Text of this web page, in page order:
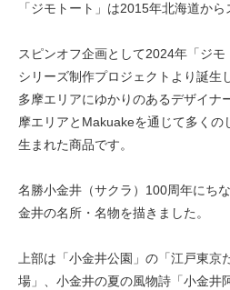
「ジモトート」は2015年北海道から
スピンオフ企画として2024年「ジモ
シリーズ制作プロジェクトより誕生
多摩エリアにゆかりのあるデザイナ
摩エリアとMakuakeを通じて多くの
生まれた商品です。
名勝小金井（サクラ）100周年にち
金井の名所・名物を描きました。
上部は「小金井公園」の「江戸東京
場」、小金井の夏の風物詩「小金井